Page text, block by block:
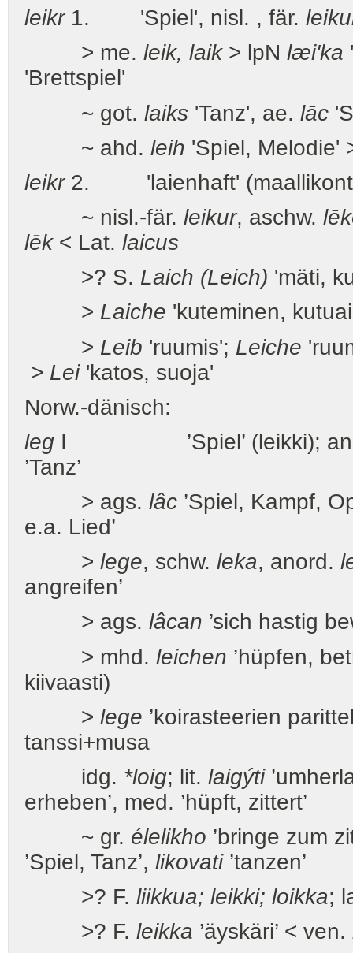
leikr 1. 'Spiel', nisl. , fär.
> me. leik, laik> lpN læi'ka
'Brettspiel'
~ got. laiks 'Tanz', ae. lāc
~ ahd. leih 'Spiel, Melodie'
leikr2. 'laienhaft'
~ nisl.-fär. leikur, aschw.
lēk< Lat. laicus
>? S. Laich (Leich) 'mäti,
> Laiche 'kuteminen,
> Leib 'ruumis'; Leiche
> Lei'katos, suoja'
Norw.-dänisch:
leg I ’Spiel’ (leikki);
’Tanz’
> ags. lâc ’Spiel, Kampf,
e.a. Lied’
> lege, schw. leka, anord.
angreifen’
> ags. lâcan ’sich hastig
> mhd. leichen ’hüpfen,
kiivaasti)
> lege ’koirasteerien
tanssi+musa
idg. *loig; lit. laigýti
erheben’, med. ’hüpft, zittert’
~ gr. élelikho ’bringe zum
’Spiel, Tanz’, likovati’tanzen’
>? F. liikkua; leikki; loikka;
>? F. leikka ’äyskäri’ < ven.